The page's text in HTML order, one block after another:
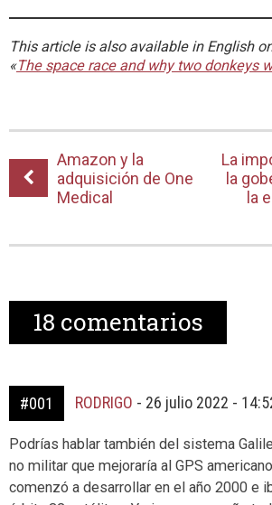
This article is also available in English
«The space race and why two donkeys
Amazon y la
adquisición de One
Medical
La
la
la
18 comentarios
#001 RODRIGO - 26 julio 2022 -
Podrías hablar también del sistema
no militar que mejoraría al GPS
comenzó a desarrollar en el año 2000 e